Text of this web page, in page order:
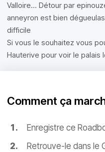
Valloire... Détour par
anneyron est bien
difficile
Si vous le souhaitez vous
Hauterive pour voir le palais
Comment ça
Enregistre ce
Retrouve-le dans le